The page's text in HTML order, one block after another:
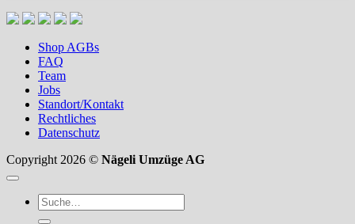
Shop AGBs
FAQ
Team
Jobs
Standort/Kontakt
Rechtliches
Datenschutz
Copyright 2026 © Nägeli Umzüge AG
Suche
nach: